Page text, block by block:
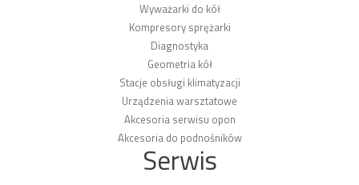
Wyważarki do kół
Kompresory sprężarki
Diagnostyka
Geometria kół
Stacje obsługi klimatyzacji
Urządzenia warsztatowe
Akcesoria serwisu opon
Akcesoria do podnośników
Serwis